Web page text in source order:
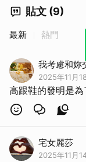
貼文 (9)
最新 熱門
我考慮和妳
2025年11月
高跟鞋的發明是
宅女麗莎
2025年11月